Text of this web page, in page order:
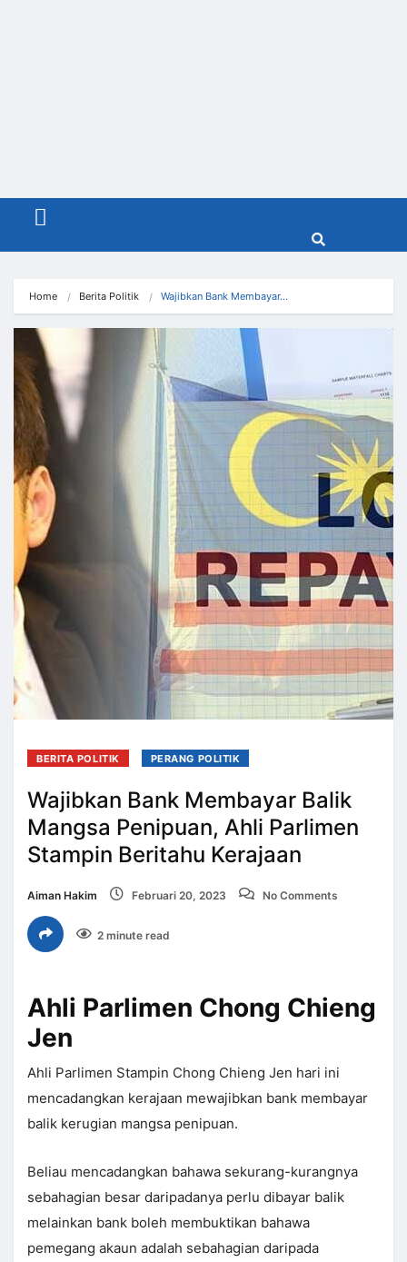
Menu
Home Berita Politik Wajibkan Bank Membayar…
BERITA POLITIK PERANG POLITIK
Wajibkan Bank Membayar Balik
Mangsa Penipuan, Ahli Parlimen
Stampin Beritahu Kerajaan
Aiman Hakim Februari 20, 2023 No Comments
2 minute read
Ahli Parlimen Chong Chieng
Jen
Ahli Parlimen Stampin Chong Chieng Jen hari ini
mencadangkan kerajaan mewajibkan bank membayar
balik kerugian mangsa penipuan.
Beliau mencadangkan bahawa sekurang-kurangnya
sebahagian besar daripadanya perlu dibayar balik
melainkan bank boleh membuktikan bahawa
pemegang akaun adalah sebahagian daripada